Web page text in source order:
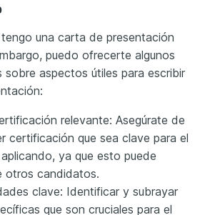
una carta de presentación
puedo ofrecerte algunos
sobre aspectos útiles para escribir
relevante: Asegúrate de
certificación que sea clave para el
ya que esto puede
otros candidatos.
clave: Identificar y subrayar
que son cruciales para el